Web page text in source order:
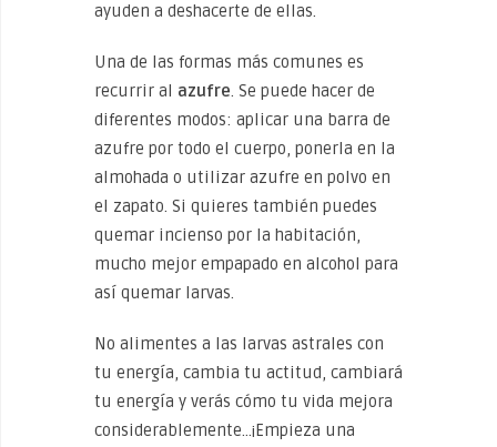
ayuden a deshacerte de ellas.
Una de las formas más comunes es
recurrir al azufre. Se puede hacer de
diferentes modos: aplicar una barra de
azufre por todo el cuerpo, ponerla en la
almohada o utilizar azufre en polvo en
el zapato. Si quieres también puedes
quemar incienso por la habitación,
mucho mejor empapado en alcohol para
así quemar larvas.
No alimentes a las larvas astrales con
tu energía, cambia tu actitud, cambiará
tu energía y verás cómo tu vida mejora
considerablemente…¡Empieza una